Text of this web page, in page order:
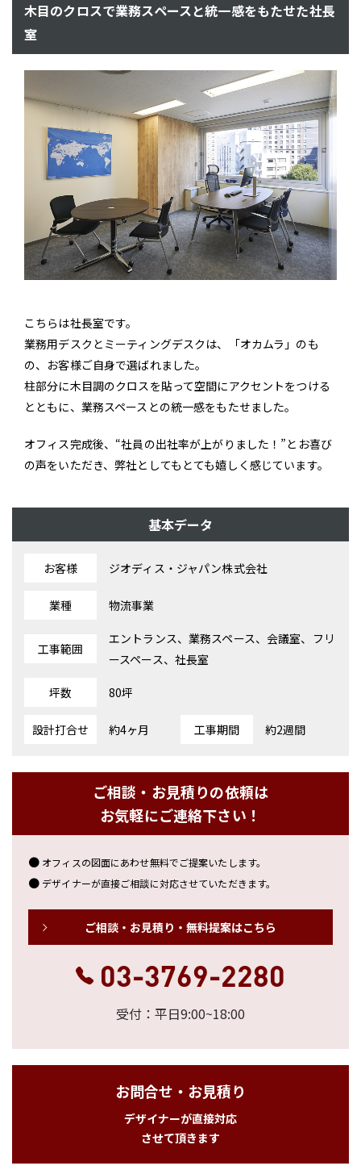
木目のクロスで業務スペースと統一感をもたせた社長
室
こちらは社長室です。
業務用デスクとミーティングデスクは、「オカムラ」のも
の、お客様ご自身で選ばれました。
柱部分に木目調のクロスを貼って空間にアクセントをつける
とともに、業務スペースとの統一感をもたせました。
オフィス完成後、“社員の出社率が上がりました！”とお喜び
の声をいただき、弊社としてもとても嬉しく感じています。
基本データ
お客様 ジオディス・ジャパン株式会社
業種 物流事業
工事範囲
エントランス、業務スペース、会議室、フリ
ースペース、社長室
坪数 80坪
設計打合せ 約4ヶ月 工事期間 約2週間
ご相談・お見積りの依頼は
お気軽にご連絡下さい！
オフィスの図面にあわせ無料でご提案いたします。
デザイナーが直接ご相談に対応させていただきます。
ご相談・お見積り・無料提案はこちら
03-3769-2280
受付：平日9:00~18:00
お問合せ・お見積り
デザイナーが直接対応
させて頂きます